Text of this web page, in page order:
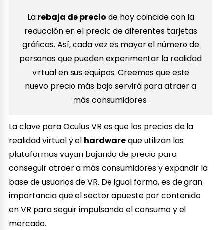
La rebaja de precio de hoy coincide con la
reducción en el precio de diferentes tarjetas
gráficas. Así, cada vez es mayor el número de
personas que pueden experimentar la realidad
virtual en sus equipos. Creemos que este
nuevo precio más bajo servirá para atraer a
más consumidores.
La clave para Oculus VR es que los precios de la
realidad virtual y el hardwareque utilizan las
plataformas vayan bajando de precio para
conseguir atraer a más consumidores y expandir la
base de usuarios de VR. De igual forma, es de gran
importancia que el sector apueste por contenido
en VR para seguir impulsando el consumo y el
mercado.